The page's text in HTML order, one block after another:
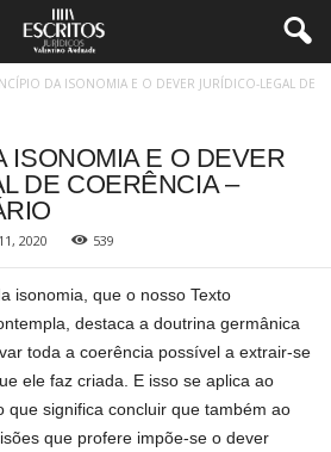
DA ISONOMIA E O DEVER JURÍDICO-LEGAL DE
ISONOMIA E O DEVER
DE COERÊNCIA –
2020 539
isonomia, que o nosso Texto
destaca a doutrina germânica
toda a coerência possível a extrair-se
ele faz criada. E isso se aplica ao
que significa concluir que também ao
que profere impõe-se o dever